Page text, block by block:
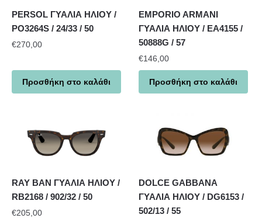
PERSOL ΓΥΑΛΙΑ ΗΛΙΟΥ /
PO3264S / 24/33 / 50
€270,00
Προσθήκη στο καλάθι
EMPORIO ARMANI
ΓΥΑΛΙΑ ΗΛΙΟΥ / EA4155 /
50888G / 57
€146,00
Προσθήκη στο καλάθι
RAY BAN ΓΥΑΛΙΑ ΗΛΙΟΥ /
RB2168 / 902/32 / 50
€205,00
DOLCE GABBANA
ΓΥΑΛΙΑ ΗΛΙΟΥ / DG6153 /
502/13 / 55